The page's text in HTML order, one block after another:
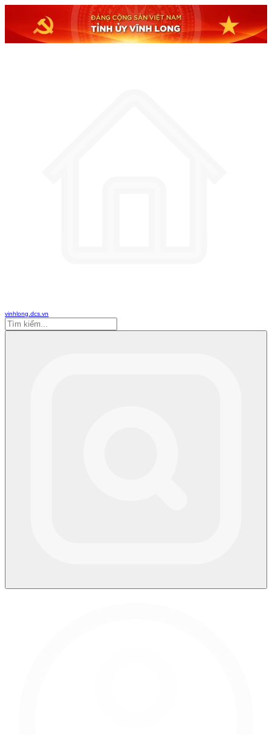
vinhlong.dcs.vn